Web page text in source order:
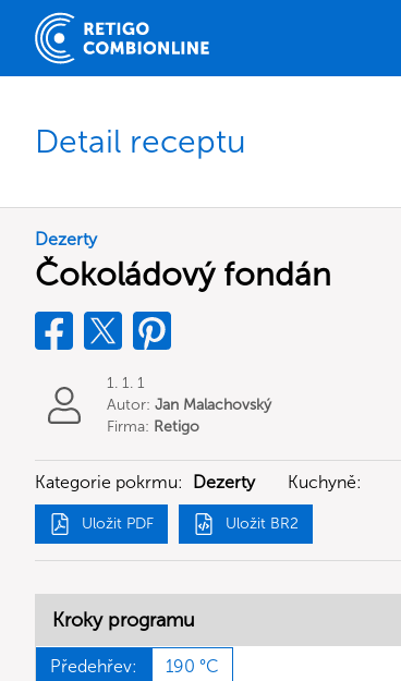
Detail receptu
Dezerty
Čokoládový fondán
1. 1. 1
Autor: Jan Malachovský
Firma: Retigo
Kategorie pokrmu: Dezerty Kuchyně:
Uložit PDF Uložit BR2
Kroky programu
Předehřev: 190 °C